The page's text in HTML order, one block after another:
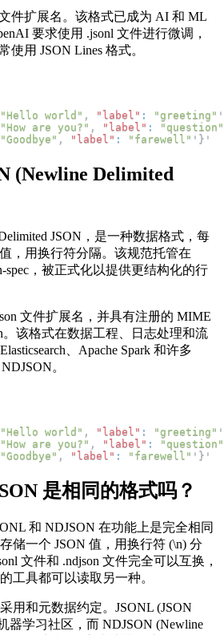
件扩展名。该格式已成为 AI 和 ML
要求使用 .jsonl 文件进行微调，
使用 JSON Lines 格式。
"Hello world" , "label" : "greeting" '
"How are you?" , "label" :
"question"
"Goodbye" , "label" : "farewell" ' } '
(Newline Delimited
JSON，是一种数据格式，每
，用换行符分隔。该规范托管在
spec，被正式化以提供更结构化的行
文件扩展名，并具有注册的 MIME
。该格式在数据工程、日志处理和流
、Apache Spark 和许多
。
"Hello world" , "label" : "greeting" '
"How are you?" , "label" :
"question"
"Goodbye" , "label" : "farewell" ' } '
是相同的格式吗？
和 NDJSON 在功能上是完全相同
储一个 JSON 值，用换行符 (\n) 分
文件和 .ndjson 文件完全可以互换，
工具都可以读取另一种。
用和元数据约定。JSONL (JSON
器学习社区，而 NDJSON (Newline